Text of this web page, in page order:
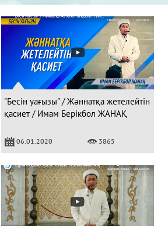
"Бесін уағызы" / Жәннатқа жетелейтін
қасиет / Имам Берікбол ЖАНАҚ
06.01.2020 3865